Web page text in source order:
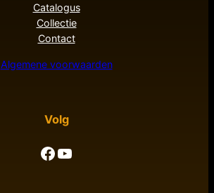
Catalogus
Collectie
Contact
Algemene voorwaarden
Volg
Facebook YouTube